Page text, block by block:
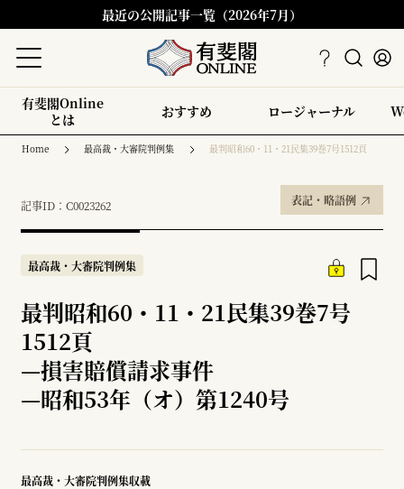
最近の公開記事一覧（2026年7月）
有斐閣Online
とは
おすすめ ロージャーナル
Home 最高裁・大審院判例集 最判昭和60・11・21民集39巻7号1512頁
記事ID：C0023262 表記・略語例
最高裁・大審院判例集
最判昭和60・11・21民集39巻7号
1512頁
—損害賠償請求事件
—昭和53年（オ）第1240号
最高裁・大審院判例集収載